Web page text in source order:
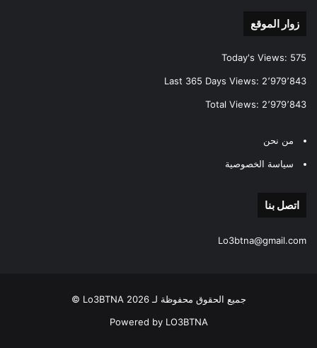
زوار الموقع
Today's Views: 575
Last 365 Days Views: 2٬979٬843
Total Views: 2٬979٬843
من نحن
سياسة الخصوصية
اتصل بنا
Lo3btna@gmail.com
جميع الحقوق محفوظة لـ Lo3BTNA 2026 ©
Powered by LO3BTNA